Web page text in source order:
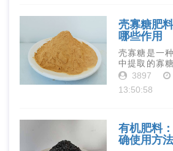
壳寡糖肥
哪些作用
壳寡糖是一
中提取的寡
活性和营养
中，壳寡糖
是作为一种
3897
13:50:58
有机肥料
确使用方